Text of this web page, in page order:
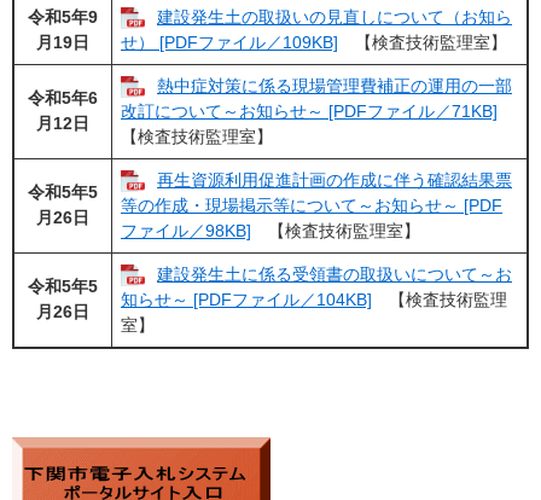
令和5年9
月19日
建設発生土の取扱いの見直しについて（お知ら
せ） [PDFファイル／109KB] 【検査技術監理室】
令和5年6
月12日
熱中症対策に係る現場管理費補正の運用の一部
改訂について～お知らせ～ [PDFファイル／71KB]
【検査技術監理室】
令和5年5
月26日
再生資源利用促進計画の作成に伴う確認結果票
等の作成・現場掲示等について～お知らせ～ [PDF
ファイル／98KB] 【検査技術監理室】
令和5年5
月26日
建設発生土に係る受領書の取扱いについて～お
知らせ～ [PDFファイル／104KB] 【検査技術監理
室】